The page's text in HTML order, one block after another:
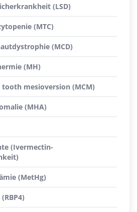
(LSD)
(MTC)
(MCD)
(MH)
mesioversion (MCM)
(MHA)
(Ivermectin-
(MetHg)